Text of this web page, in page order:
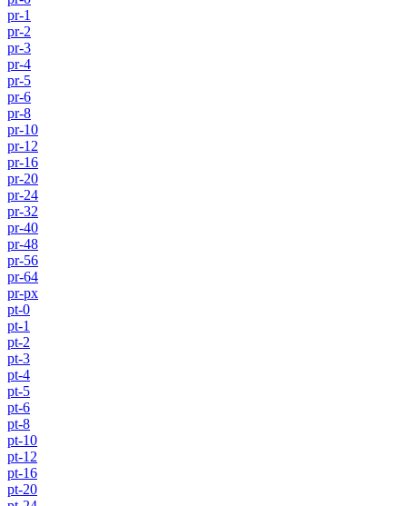
pr-1
pr-2
pr-3
pr-4
pr-5
pr-6
pr-8
pr-10
pr-12
pr-16
pr-20
pr-24
pr-32
pr-40
pr-48
pr-56
pr-64
pr-px
pt-0
pt-1
pt-2
pt-3
pt-4
pt-5
pt-6
pt-8
pt-10
pt-12
pt-16
pt-20